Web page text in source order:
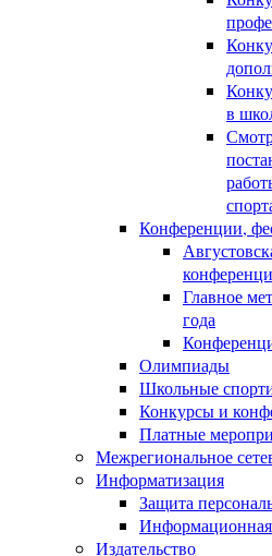
в
Конференции,
Главное
года
Олимпиады
Школьные
Конкурсы и
Платные
Межрегиональное
Информатизация
Защита
Информационная
Издательство